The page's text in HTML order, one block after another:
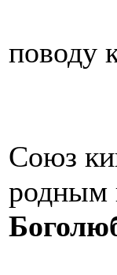
поводу
Союз
родным